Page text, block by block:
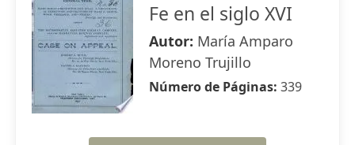
Fe en el siglo XVI
Autor: María Amparo
Moreno Trujillo
Número de Páginas: 339